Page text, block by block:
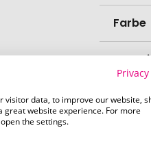
Farbe
Bio-
visitor data, to improve our website,
great website experience. For more
the settings.